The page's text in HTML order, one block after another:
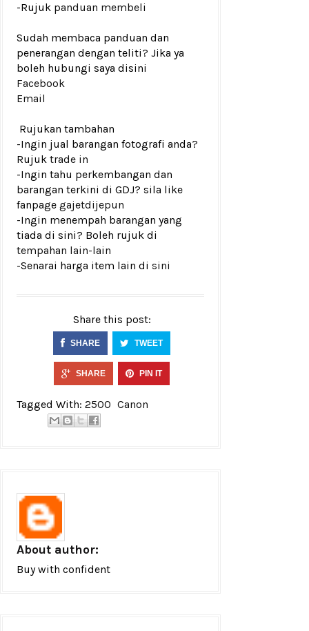
-Rujuk panduan membeli
Sudah membaca panduan dan
penerangan dengan teliti? Jika ya
boleh hubungi saya disini
Facebook
Email
Rujukan tambahan
-Ingin jual barangan fotografi anda?
Rujuk trade in
-Ingin tahu perkembangan dan
barangan terkini di GDJ? sila like
fanpage gajetdijepun
-Ingin menempah barangan yang
tiada di sini? Boleh rujuk di
tempahan lain-lain
-Senarai harga item lain di sini
Share this post:
SHARE TWEET
SHARE PIN IT
Tagged With: 2500 Canon
About author:
Buy with confident